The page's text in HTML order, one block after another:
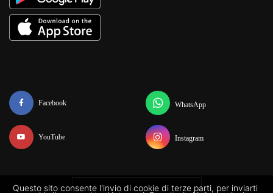
Facebook
YouTube
WhatsApp
Instagram
Questo sito consente l'invio di cookie di terze parti, per inviarti